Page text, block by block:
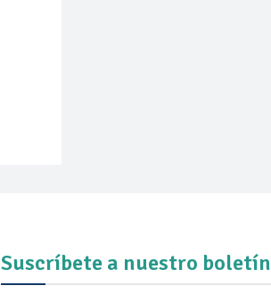
Suscríbete a nuestro boletín